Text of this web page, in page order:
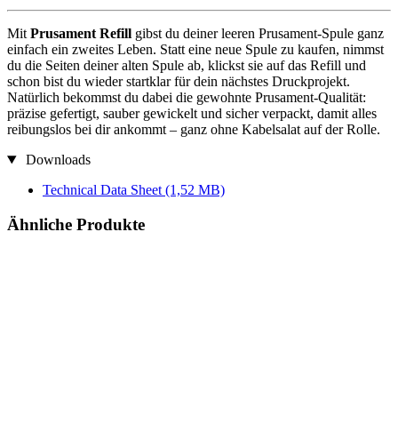
Mit Prusament Refill gibst du deiner leeren Prusament-Spule ganz
einfach ein zweites Leben. Statt eine neue Spule zu kaufen, nimmst
du die Seiten deiner alten Spule ab, klickst sie auf das Refill und
schon bist du wieder startklar für dein nächstes Druckprojekt.
Natürlich bekommst du dabei die gewohnte Prusament-Qualität:
präzise gefertigt, sauber gewickelt und sicher verpackt, damit alles
reibungslos bei dir ankommt – ganz ohne Kabelsalat auf der Rolle.
Downloads
Technical Data Sheet (1,52 MB)
Ähnliche Produkte